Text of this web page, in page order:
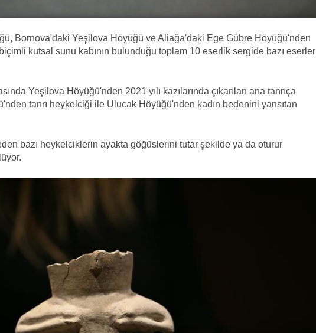
Bornova'daki Yeşilova Höyüğü ve Aliağa'daki Ege Gübre Höyüğü'nden
kutsal sunu kabının bulunduğu toplam 10 eserlik sergide bazı eserler
Yeşilova Höyüğü'nden 2021 yılı kazılarında çıkarılan ana tanrıça
tanrı heykelciği ile Ulucak Höyüğü'nden kadın bedenini yansıtan
bazı heykelciklerin ayakta göğüslerini tutar şekilde ya da oturur